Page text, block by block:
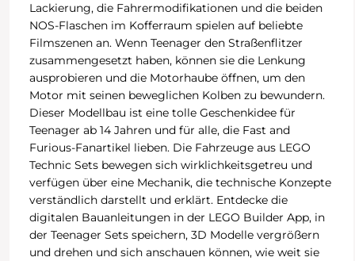
Lackierung, die Fahrermodifikationen und die beiden
NOS-Flaschen im Kofferraum spielen auf beliebte
Filmszenen an. Wenn Teenager den Straßenflitzer
zusammengesetzt haben, können sie die Lenkung
ausprobieren und die Motorhaube öffnen, um den
Motor mit seinen beweglichen Kolben zu bewundern.
Dieser Modellbau ist eine tolle Geschenkidee für
Teenager ab 14 Jahren und für alle, die Fast and
Furious-Fanartikel lieben. Die Fahrzeuge aus LEGO
Technic Sets bewegen sich wirklichkeitsgetreu und
verfügen über eine Mechanik, die technische Konzepte
verständlich darstellt und erklärt. Entdecke die
digitalen Bauanleitungen in der LEGO Builder App, in
der Teenager Sets speichern, 3D Modelle vergrößern
und drehen und sich anschauen können, wie weit sie